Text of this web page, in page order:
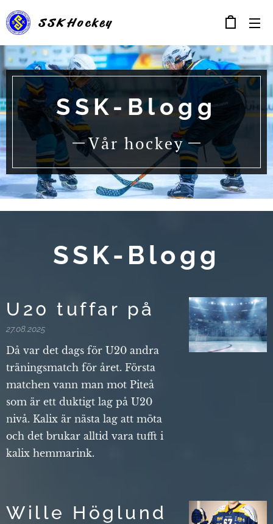
SSKHockey
SSK-Blogg
Vår hockey
SSK-Blogg
U20 tuffar på
27.08.2025
Då var det dags för U20 andra
träningsmatch för året. Första
matchen vann man mot Piteå
som är ett duktigt lag på U20
nivå. Kalix är nästa lag att möta
och det brukar alltid vara tufft i
kalix hemmarink.
Wille Höglund